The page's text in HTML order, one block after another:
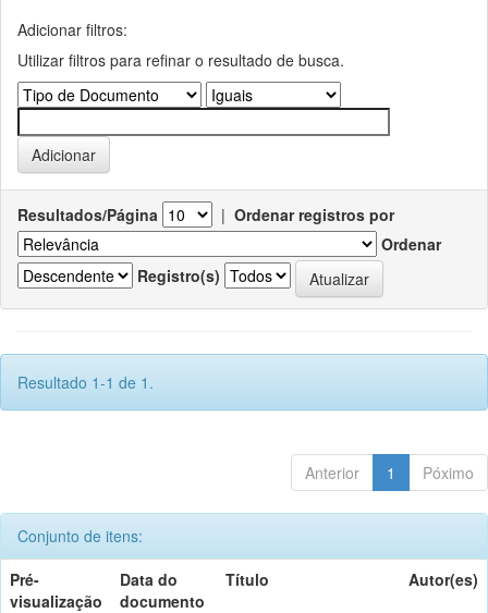
Adicionar filtros:
Utilizar filtros para refinar o resultado de busca.
Resultados/Página | Ordenar registros por
Ordenar
Registro(s)
Resultado 1-1 de 1.
Anterior 1 Póximo
Conjunto de itens:
Pré-
visualização
Data do
documento
Título Autor(es)